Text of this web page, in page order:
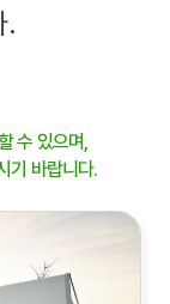
.
수 있으며,
기 바랍니다.